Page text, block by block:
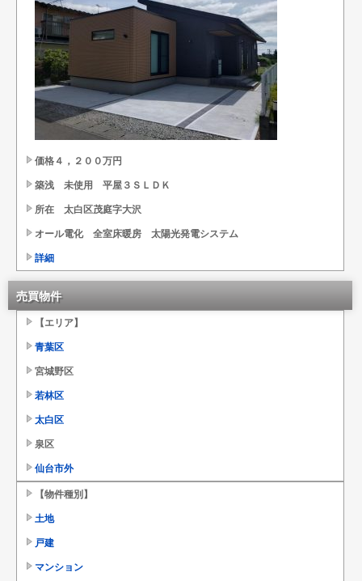
価格４，２００万円
築浅 未使用 平屋３ＳＬＤＫ
所在 太白区茂庭字大沢
オール電化 全室床暖房 太陽光発電システム
詳細
売買物件
【エリア】
青葉区
宮城野区
若林区
太白区
泉区
仙台市外
【物件種別】
土地
戸建
マンション